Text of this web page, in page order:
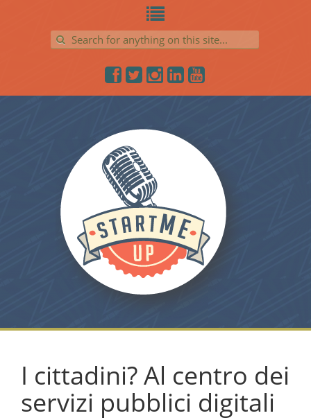
Search for:
I cittadini? Al centro dei
servizi pubblici digitali